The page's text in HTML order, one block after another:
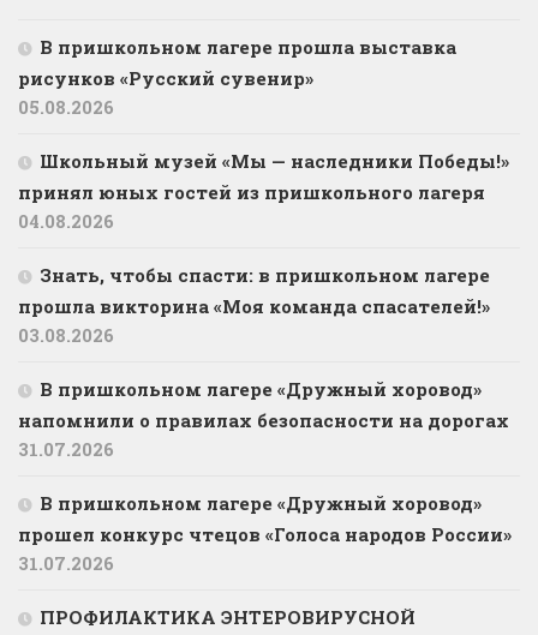
В пришкольном лагере прошла выставка
рисунков «Русский сувенир»
05.08.2026
Школьный музей «Мы — наследники Победы!»
принял юных гостей из пришкольного лагеря
04.08.2026
Знать, чтобы спасти: в пришкольном лагере
прошла викторина «Моя команда спасателей!»
03.08.2026
В пришкольном лагере «Дружный хоровод»
напомнили о правилах безопасности на дорогах
31.07.2026
В пришкольном лагере «Дружный хоровод»
прошел конкурс чтецов «Голоса народов России»
31.07.2026
ПРОФИЛАКТИКА ЭНТЕРОВИРУСНОЙ